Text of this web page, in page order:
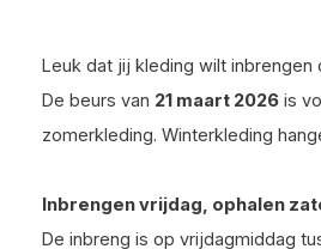
Leuk dat jij kleding wilt inbrengen
De beurs van 21 maart 2026is
zomerkleding. Winterkleding
Inbrengen vrijdag, ophalen
De inbreng is op vrijdagmiddag